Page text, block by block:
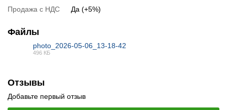
Запрос оптовой цены
Отслеживать в Instagram
Продажа с НДС
Да (+5%)
Файлы
photo_2026-05-06_13-18-42
496 КБ
Отзывы
Добавьте первый отзыв